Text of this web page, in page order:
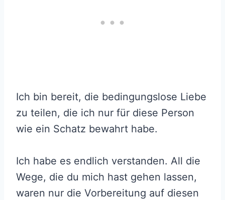
Ich bin bereit, die bedingungslose Liebe
zu teilen, die ich nur für diese Person
wie ein Schatz bewahrt habe.
Ich habe es endlich verstanden. All die
Wege, die du mich hast gehen lassen,
waren nur die Vorbereitung auf diesen